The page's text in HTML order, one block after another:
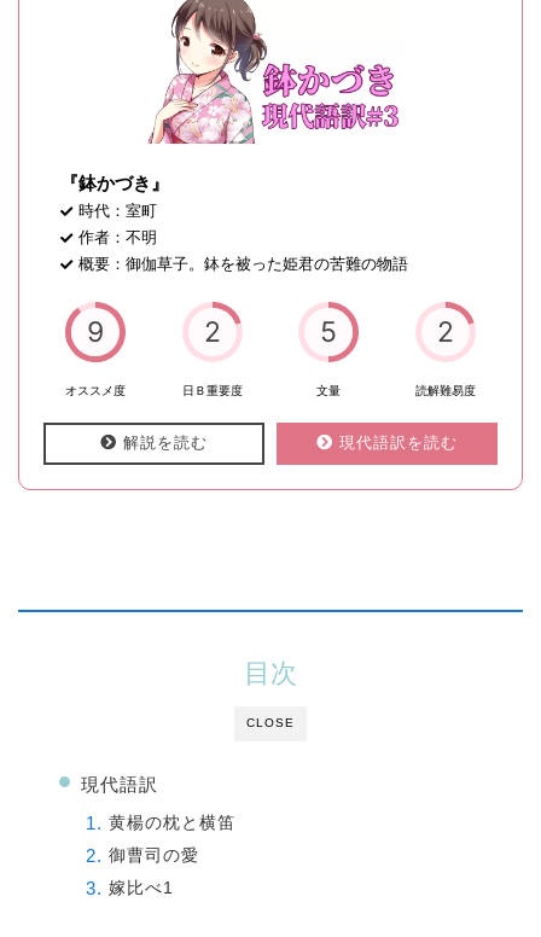
『鉢かづき』
時代：室町
作者：不明
概要：御伽草子。鉢を被った姫君の苦難の物語
9
オススメ度
2
日Ｂ重要度
5
文量
2
読解難易度
解説を読む 現代語訳を読む
CLOSE
目次
現代語訳
黄楊の枕と横笛
御曹司の愛
嫁比べ1